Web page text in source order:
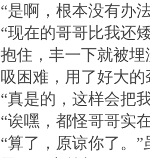
“是啊，根本没有办
“现在的哥哥比我还
抱住，丰一下就被
吸困难，用了好大
“真是的，这样会把
“诶嘿，都怪哥哥实
“算了，原谅你了。